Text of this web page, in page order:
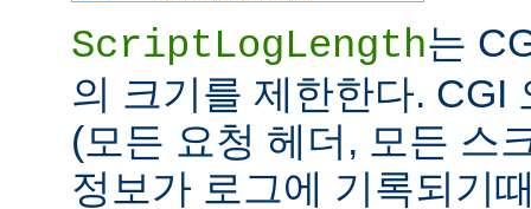
ScriptLogLength는
의 크기를 제한한다. CGI
(모든 요청 헤더, 모든 스
정보가 로그에 기록되기